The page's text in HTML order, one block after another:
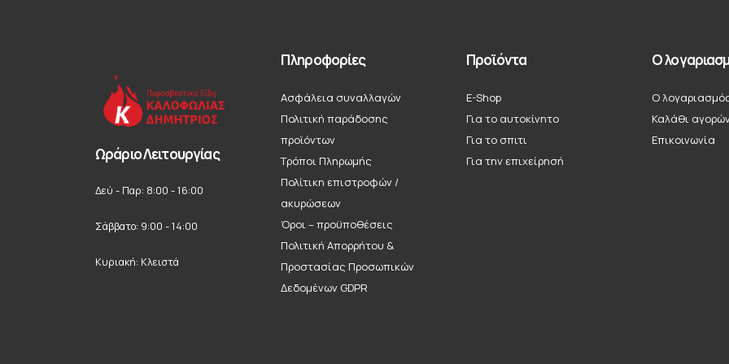
Ωράριο Λειτουργίας
Δεύ - Παρ: 8:00 - 16:00
Σάββατο: 9:00 - 14:00
Κυριακή: Κλειστά
Πληροφορίες
Ασφάλεια συναλλαγών
Πολιτική παράδοσης
προϊόντων
Τρόποι Πληρωμής
Πολίτικη επιστροφών /
ακυρώσεων
Όροι – προϋποθέσεις
Πολιτική Απορρήτου &
Προστασίας Προσωπικών
Δεδομένων GDPR
Προϊόντα
E-Shop
Για το αυτοκίνητο
Για το σπιτι
Για την επιχείρησή
Ο
Ο
Καλάθι
Επικοινωνία